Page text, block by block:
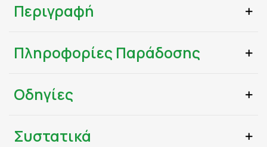
Περιγραφή
Πληροφορίες Παράδοσης
Οδηγίες
Συστατικά